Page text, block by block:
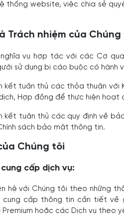
thống website, việc chia sẻ
Trách nhiệm của Chúng
vụ hợp tác với các Cơ
sử dụng bị cáo buộc có hành
kết tuân thủ các thỏa thuận với
Hợp đồng để thực hiện hoạt
kết tuân thủ các quy định về
sách bảo mật thông tin.
Chúng tôi
cấp dịch vụ:
hệ với Chúng tôi theo những
cấp thông tin cần tiết về
hoặc các Dịch vụ theo